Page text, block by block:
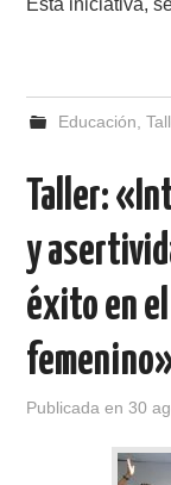
Esta iniciativa,
Educación
Taller:
y
éxito en
Publicada en30